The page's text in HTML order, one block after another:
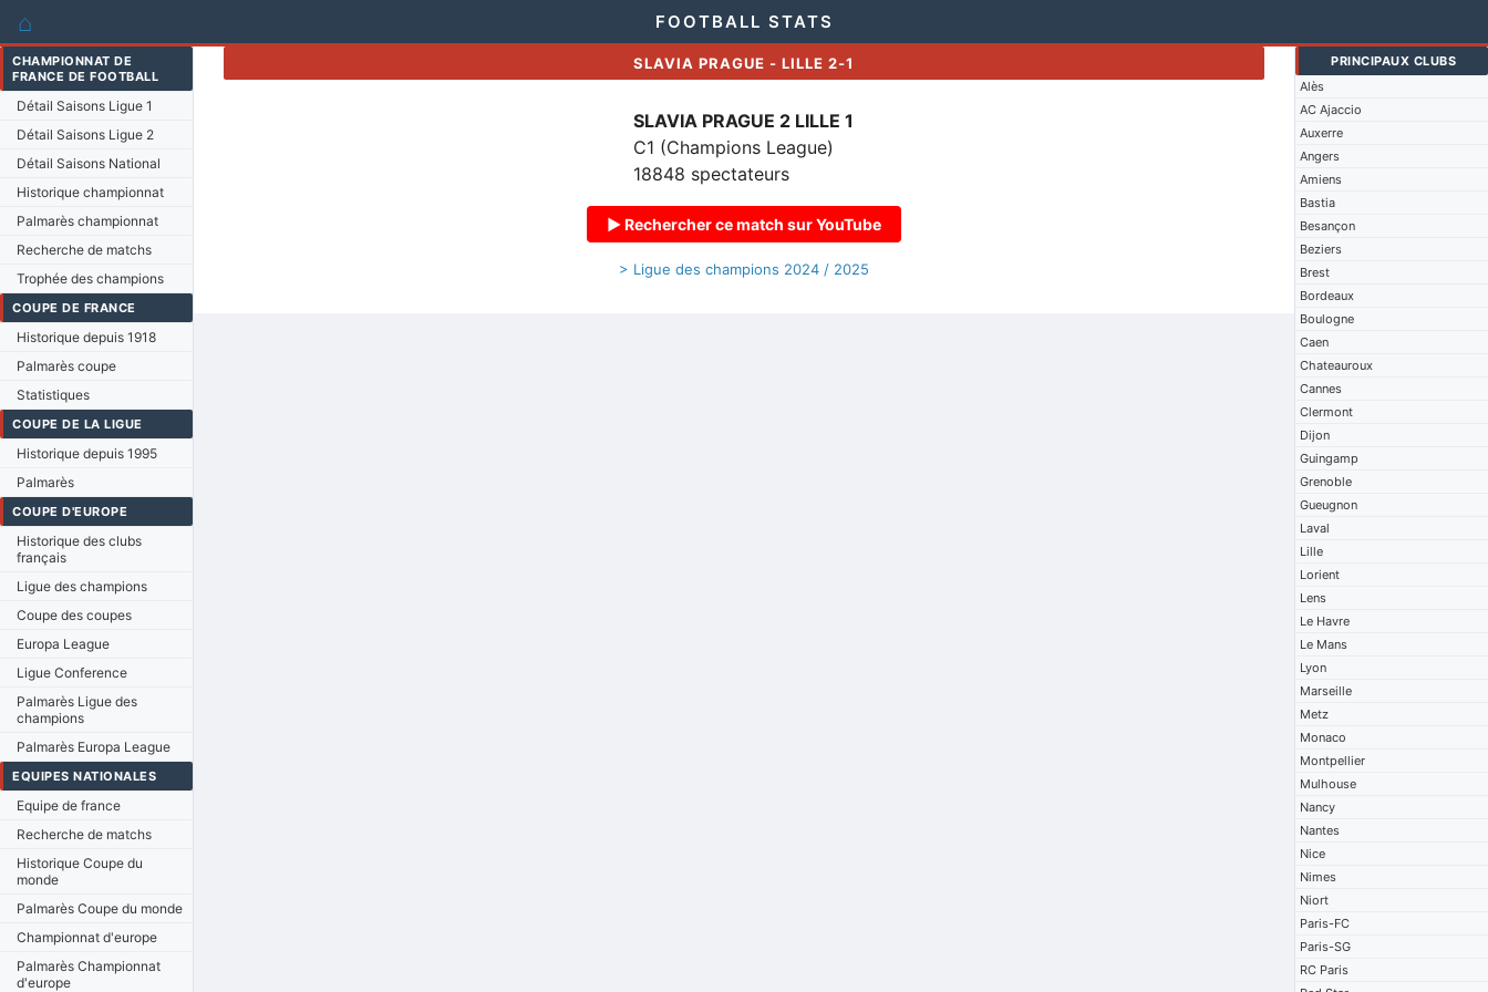
⌂ FOOTBALL STATS
CHAMPIONNAT DE
FRANCE DE FOOTBALL
Détail Saisons Ligue 1
Détail Saisons Ligue 2
Détail Saisons National
Historique championnat
Palmarès championnat
Recherche de matchs
Trophée des champions
COUPE DE FRANCE
Historique depuis 1918
Palmarès coupe
Statistiques
COUPE DE LA LIGUE
Historique depuis 1995
Palmarès
COUPE D'EUROPE
Historique des clubs
français
Ligue des champions
Coupe des coupes
Europa League
Ligue Conference
Palmarès Ligue des
champions
Palmarès Europa League
EQUIPES NATIONALES
Equipe de france
Recherche de matchs
Historique Coupe du
monde
Palmarès Coupe du monde
Championnat d'europe
Palmarès Championnat
d'europe
PRINCIPAUX CLUBS
Alès
AC Ajaccio
Auxerre
Angers
Amiens
Bastia
Besançon
Beziers
Brest
Bordeaux
Boulogne
Caen
Chateauroux
Cannes
Clermont
Dijon
Guingamp
Grenoble
Gueugnon
Laval
Lille
Lorient
Lens
Le Havre
Le Mans
Lyon
Marseille
Metz
Monaco
Montpellier
Mulhouse
Nancy
Nantes
Nice
Nimes
Niort
Paris-FC
Paris-SG
RC Paris
SLAVIA PRAGUE - LILLE 2-1
SLAVIA PRAGUE 2 LILLE 1
C1 (Champions League)
18848 spectateurs
▶ Rechercher ce match sur YouTube
> Ligue des champions 2024 / 2025